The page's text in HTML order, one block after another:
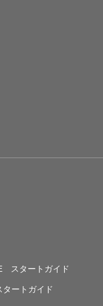
スタートガイド
ートガイド